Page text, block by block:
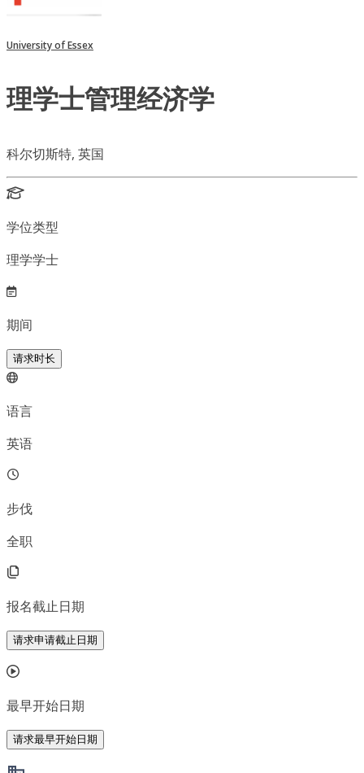
University of Essex
理学士管理经济学
科尔切斯特, 英国
学位类型
理学学士
期间
请求时长
语言
英语
步伐
全职
报名截止日期
请求申请截止日期
最早开始日期
请求最早开始日期